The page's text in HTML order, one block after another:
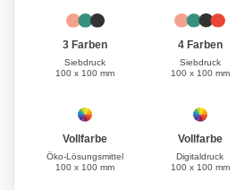
3 Farben
Siebdruck
100 x 100 mm
4 Farben
Siebdruck
100 x 100 mm
Vollfarbe
Öko-Lösungsmittel
100 x 100 mm
Vollfarbe
Digitaldruck
100 x 100 mm